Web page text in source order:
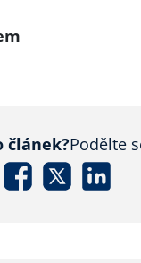
článek?Podělte